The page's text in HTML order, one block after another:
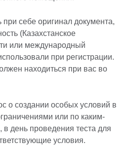
себе оригинал документа,
(Казахстанское
или международный
при регистрации.
находиться при вас во
о создании особых условий в
или по каким-
день проведения теста для
условия.